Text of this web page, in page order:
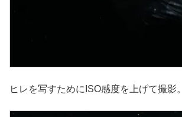
ヒレを写すためにISO感度を上げて撮影。